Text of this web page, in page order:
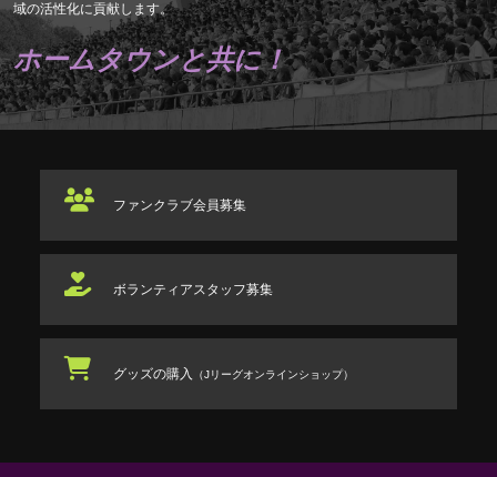
域の活性化に貢献します。
ホームタウンと共に！
ファンクラブ会員募集
ボランティアスタッフ募集
グッズの購入 （Jリーグオンラインショップ）